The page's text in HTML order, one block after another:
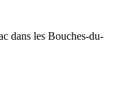
dans les Bouches-du-